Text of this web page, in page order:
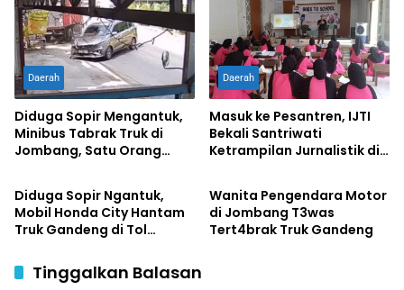
Daerah
Diduga Sopir Mengantuk,
Minibus Tabrak Truk di
Jombang, Satu Orang
Daerah
Masuk ke Pesantren, IJTI
Bekali Santriwati
Ketrampilan Jurnalistik di
Tambakberas Jombang
Daerah
Diduga Sopir Ngantuk,
Mobil Honda City Hantam
Truk Gandeng di Tol
Sopir Luka Berat
Daerah
Wanita Pengendara Motor
di Jombang T3was
Tert4brak Truk Gandeng
Tinggalkan Balasan